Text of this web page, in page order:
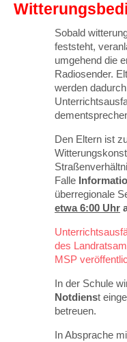
Sobald
feststeht,
umgehend die
Radiosender.
werden
Den Eltern ist
Falle
überregionale
etwa 6:00 Uhr
des
MSP
In der Schule
Notdienst
betreuen.
In Absprache